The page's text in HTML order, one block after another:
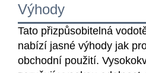
Výhody
Tato přizpůsobitelná
nabízí jasné výhody jak
obchodní použití.